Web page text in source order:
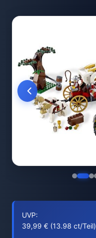
UVP:
39,99 € (13.98 ct/Teil)